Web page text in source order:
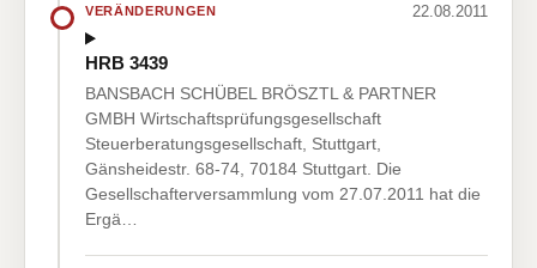
VERÄNDERUNGEN 22.08.2011
HRB 3439
BANSBACH SCHÜBEL BRÖSZTL & PARTNER
GMBH Wirtschaftsprüfungsgesellschaft
Steuerberatungsgesellschaft, Stuttgart,
Gänsheidestr. 68-74, 70184 Stuttgart. Die
Gesellschafterversammlung vom 27.07.2011 hat die
Ergä…